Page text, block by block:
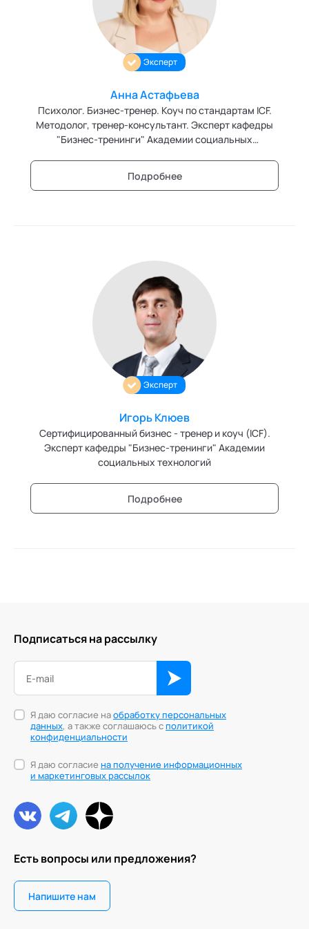
Персонология и поведенческий анализ
Позитивная динамическая психотерапия
Сексология
Системные продажи
Современный гипноз
Современный этикет
Технологии командного менеджмента
Технологии стратегического управления
Трансперсональная психология
Фасилитация и модерация
Христианский коучинг
Цифровой профайлинг
Эксперт
Анна Астафьева
Психолог. Бизнес-тренер. Коуч по стандартам ICF.
Методолог, тренер-консультант. Эксперт кафедры
"Бизнес-тренинги" Академии социальных
Подробнее
Эксперт
Игорь Клюев
Сертифицированный бизнес - тренер и коуч (ICF).
Эксперт кафедры "Бизнес-тренинги" Академии
социальных технологий
Подробнее
Есть вопросы или предложения?
Напишите нам
Подписаться на рассылку
Я даю согласие наобработку персональных
данных, а также соглашаюсь сполитикой
конфиденциальности
Я даю согласие на получение информационных
и маркетинговых рассылок